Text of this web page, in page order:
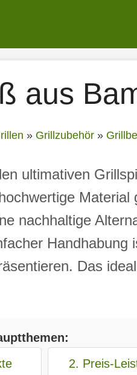
aus
» Grillzubehör »
ultimativen
nachhaltige
Das
2. Preis-